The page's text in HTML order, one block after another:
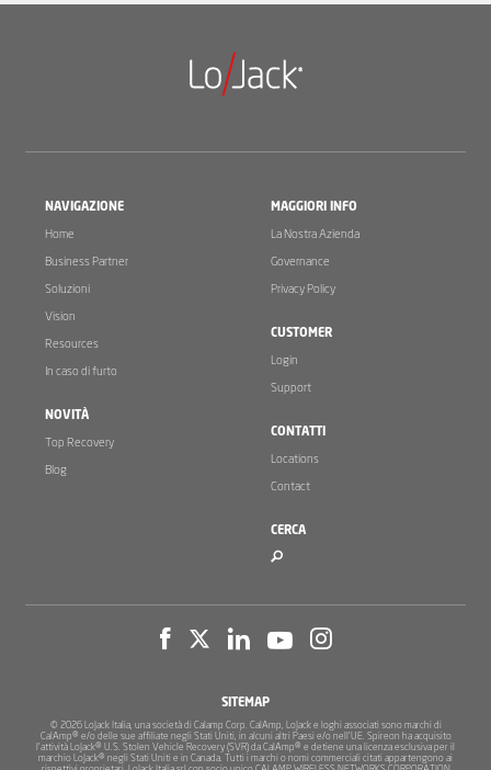
NAVIGAZIONE
Home
Business Partner
Soluzioni
Vision
Resources
In caso di furto
NOVITÀ
Top Recovery
Blog
MAGGIORI INFO
La Nostra Azienda
Governance
Privacy Policy
CUSTOMER
Login
Support
CONTATTI
Locations
Contact
CERCA
SITEMAP
© 2026 LoJack Italia, una società di Calamp Corp. CalAmp, LoJack e loghi associati sono marchi di
CalAmp® e/o delle sue affiliate negli Stati Uniti, in alcuni altri Paesi e/o nell'UE. Spireon ha acquisito
l'attività LoJack® U.S. Stolen Vehicle Recovery (SVR) da CalAmp® e detiene una licenza esclusiva per il
marchio LoJack® negli Stati Uniti e in Canada. Tutti i marchi o nomi commerciali citati appartengono ai